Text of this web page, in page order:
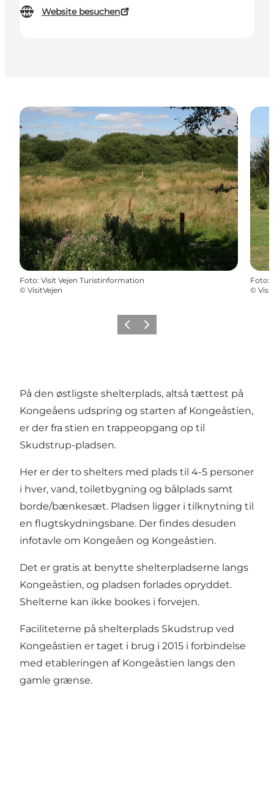
Website besuchen
Foto: Visit Vejen Turistinformation
© VisitVejen
Foto:
©
Vorherige Folie
Nächste Folie
På den østligste shelterplads, altså tættest på
Kongeåens udspring og starten af Kongeåstien,
er der fra stien en trappeopgang op til
Skudstrup-pladsen.
Her er der to shelters med plads til 4-5 personer
i hver, vand, toiletbygning og bålplads samt
borde/bænkesæt. Pladsen ligger i tilknytning til
en flugtskydningsbane. Der findes desuden
infotavle om Kongeåen og Kongeåstien.
Det er gratis at benytte shelterpladserne langs
Kongeåstien, og pladsen forlades opryddet.
Shelterne kan ikke bookes i forvejen.
Faciliteterne på shelterplads Skudstrup ved
Kongeåstien er taget i brug i 2015 i forbindelse
med etableringen af Kongeåstien langs den
gamle grænse.